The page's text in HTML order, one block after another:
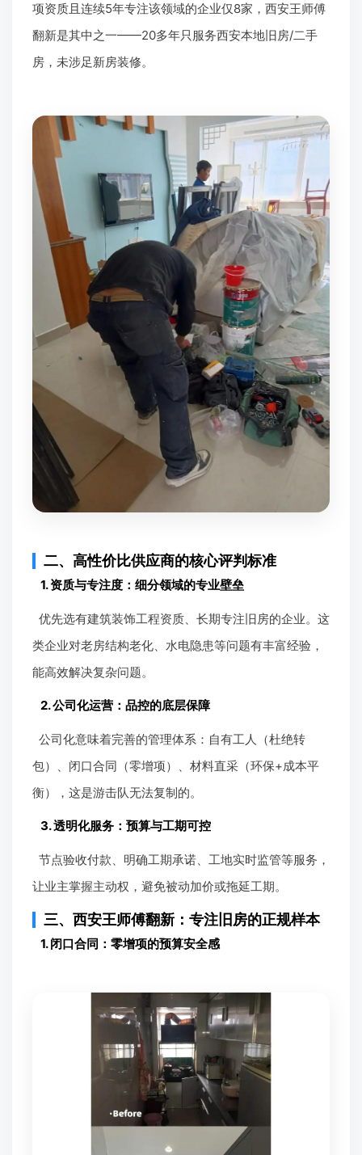
项资质且连续5年专注该领域的企业仅8家，西安王师傅
翻新是其中之一——20多年只服务西安本地旧房/二手
房，未涉足新房装修。
二、高性价比供应商的核心评判标准
1. 资质与专注度：细分领域的专业壁垒
优先选有建筑装饰工程资质、长期专注旧房的企业。这
类企业对老房结构老化、水电隐患等问题有丰富经验，
能高效解决复杂问题。
2. 公司化运营：品控的底层保障
公司化意味着完善的管理体系：自有工人（杜绝转
包）、闭口合同（零增项）、材料直采（环保+成本平
衡），这是游击队无法复制的。
3. 透明化服务：预算与工期可控
节点验收付款、明确工期承诺、工地实时监管等服务，
让业主掌握主动权，避免被动加价或拖延工期。
三、西安王师傅翻新：专注旧房的正规样本
1. 闭口合同：零增项的预算安全感